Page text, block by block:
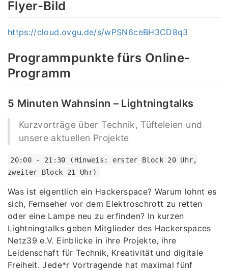
Flyer-Bild
https://cloud.ovgu.de/s/wPSN6ceBH3CD8q3
Programmpunkte fürs Online-
Programm
5 Minuten Wahnsinn – Lightningtalks
Kurzvorträge über Technik, Tüfteleien und
unsere aktuellen Projekte
20:00 - 21:30 (Hinweis: erster Block 20 Uhr,
zweiter Block 21 Uhr)
Was ist eigentlich ein Hackerspace? Warum lohnt es
sich, Fernseher vor dem Elektroschrott zu retten
oder eine Lampe neu zu erfinden? In kurzen
Lightningtalks geben Mitglieder des Hackerspaces
Netz39 e.V. Einblicke in ihre Projekte, ihre
Leidenschaft für Technik, Kreativität und digitale
Freiheit. Jede*r Vortragende hat maximal fünf